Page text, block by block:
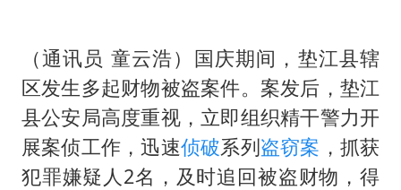
国足U17与阿森纳决赛取消 并列冠军
王艺迪2-4不敌张本美和止步4强
上门女婿出轨女邻居多年被判重婚罪
2025年小学教师减少13.19万
（通讯员 童云浩）国庆期间，垫江县辖
区发生多起财物被盗案件。案发后，垫江
县公安局高度重视，立即组织精干警力开
展案侦工作，迅速侦破系列盗窃案 ，抓获
犯罪嫌疑人2名，及时追回被盗财物，得